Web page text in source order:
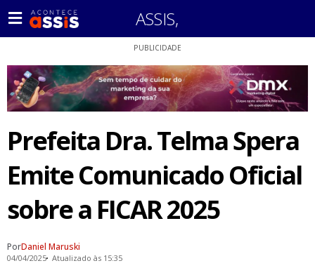
ASSIS,
PUBLICIDADE
Prefeita Dra. Telma Spera
Emite Comunicado Oficial
sobre a FICAR 2025
PorDaniel Maruski
04/04/2025 Atualizado às 15:35